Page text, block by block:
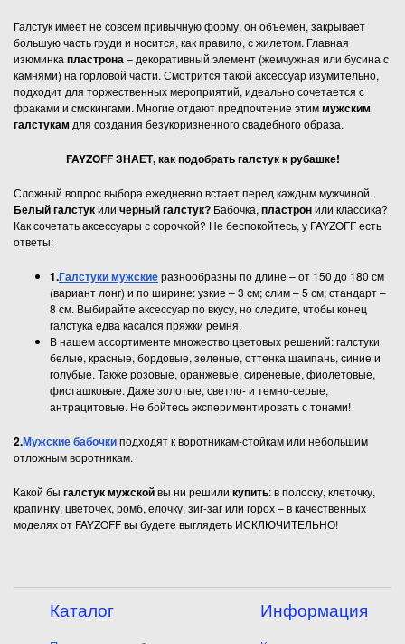
Галстук имеет не совсем привычную форму, он объемен, закрывает
большую часть груди и носится, как правило, с жилетом. Главная
изюминка пластрона– декоративный элемент (жемчужная или бусина с
камнями) на горловой части. Смотрится такой аксессуар изумительно,
подходит для торжественных мероприятий, идеально сочетается с
фраками и смокингами. Многие отдают предпочтение этиммужским
галстукам для создания безукоризненного свадебного образа.
FAYZOFF ЗНАЕТ, как подобрать галстук к рубашке!
Сложный вопрос выбора ежедневно встает перед каждым мужчиной.
Белый галстукили черный галстук? Бабочка, пластронили классика?
Как сочетать аксессуары с сорочкой? Не беспокойтесь, у FAYZOFF есть
ответы:
1.Галстуки мужскиеразнообразны по длине – от 150 до 180 см
(вариант лонг) и по ширине: узкие – 3 см; слим – 5 см; стандарт –
8 см. Выбирайте аксессуар по вкусу, но следите, чтобы конец
галстука едва касался пряжки ремня.
В нашем ассортименте множество цветовых решений: галстуки
белые, красные, бордовые, зеленые, оттенка шампань, синие и
голубые. Также розовые, оранжевые, сиреневые, фиолетовые,
фисташковые. Даже золотые, светло- и темно-серые,
антрацитовые. Не бойтесь экспериментировать с тонами!
2.Мужские бабочкиподходят к воротникам-стойкам или небольшим
отложным воротникам.
Какой бы галстук мужскойвы ни решили купить: в полоску, клеточку,
крапинку, цветочек, ромб, елочку, зиг-заг или горох – в качественных
моделях от FAYZOFF вы будете выглядеть ИСКЛЮЧИТЕЛЬНО!
Каталог Информация